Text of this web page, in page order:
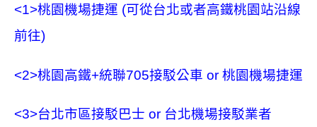
<1>桃園機場捷運 (可從台北或者高鐵桃園站沿線
前往)
<2>桃園高鐵+統聯705接駁公車 or 桃園機場捷運
<3>台北市區接駁巴士 or 台北機場接駁業者